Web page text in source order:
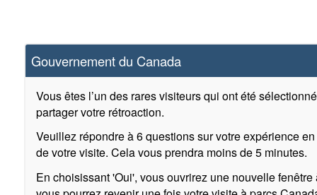
Gouvernement du Canada
Vous êtes l’un des rares visiteurs qui ont été
partager votre rétroaction.
Veuillez répondre à 6 questions sur votre expérience
de votre visite. Cela vous prendra moins de 5 minutes.
En choisissant 'Oui', vous ouvrirez une nouvelle